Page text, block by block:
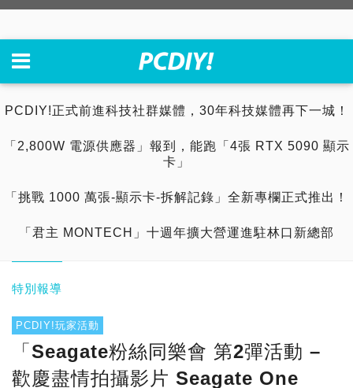
PCDIY!正式前進科技社群媒體，30年科技媒體再下一城！
「2,800W 電源供應器」報到，能跑「4張 RTX 5090 顯示
卡」
「挑戰 1000 萬張-顯示卡-拆解記錄」全新專欄正式推出！
「君主 MONTECH」十週年擴大營運進駐林口新總部
特別報導
PCDIY!玩家活動
「Seagate粉絲同樂會 第2彈活動 –
歡慶盡情拍攝影片 Seagate One